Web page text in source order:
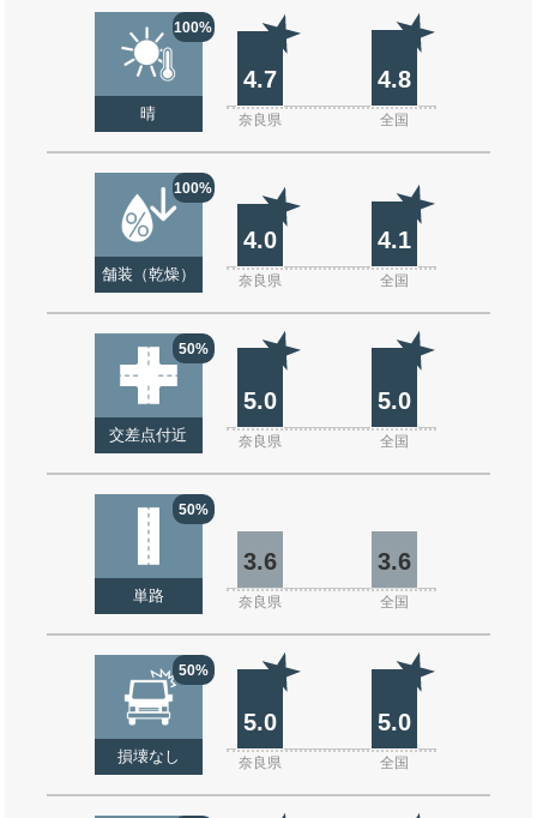
100%
晴
4.7 4.8
奈良県 全国
100%
舗装（乾燥）
4.0 4.1
奈良県 全国
50%
交差点付近
5.0 5.0
奈良県 全国
50%
単路
3.6 3.6
奈良県 全国
50%
損壊なし
5.0 5.0
奈良県 全国